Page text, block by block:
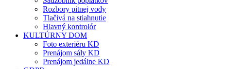
Rozbory pitnej vody
Tlačivá na stiahnutie
Hlavný kontrolór
KULTÚRNY DOM
Foto exteriéru KD
Prenájom sály KD
Prenájom jedálne KD